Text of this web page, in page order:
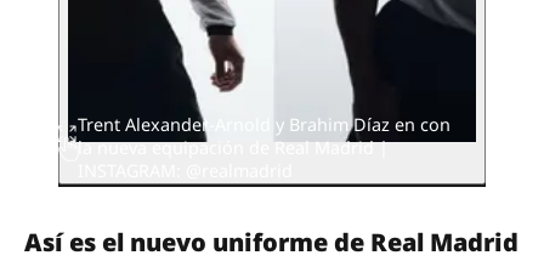
Trent Alexander-Arnold y Brahim Díaz en con
la nueva equipación de Real Madrid |
Así es el nuevo uniforme de Real Madrid